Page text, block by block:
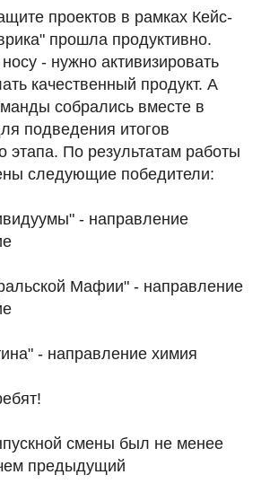
проектов в рамках Кейс-
прошла продуктивно.
- нужно активизировать
качественный продукт. А
собрались вместе в
подведения итогов
этапа. По результатам работы
следующие победители:
- направление
Мафии" - направление
- направление химия
смены был не менее
предыдущий